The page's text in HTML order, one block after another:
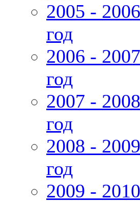
2005 -
год
2006 -
год
2007 -
год
2008 -
год
2009 -